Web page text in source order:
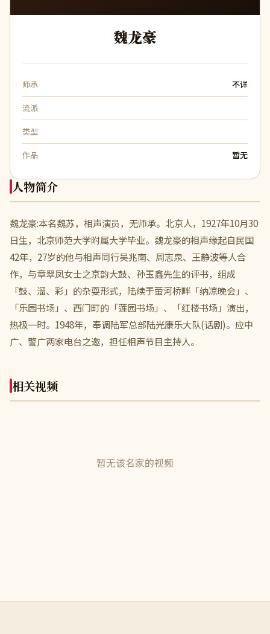
魏龙豪
师承 不详
流派
类型
作品 暂无
人物简介
魏龙豪:本名魏苏，相声演员，无师承。北京人，1927年10月30
日生，北京师范大学附属大学毕业。魏龙豪的相声缘起自民国
42年，27岁的他与相声同行吴兆南、周志泉、王静波等人合
作，与章翠凤女士之京韵大鼓、孙玉鑫先生的评书，组成
「鼓、溜、彩」的杂耍形式，陆续于萤河桥畔「纳凉晚会」、
「乐园书场」、西门町的「莲园书场」、「红楼书场」演出，
热极一时。1948年，奉调陆军总部陆光康乐大队(话剧)。应中
广、警广两家电台之邀，担任相声节目主持人。
相关视频
暂无该名家的视频